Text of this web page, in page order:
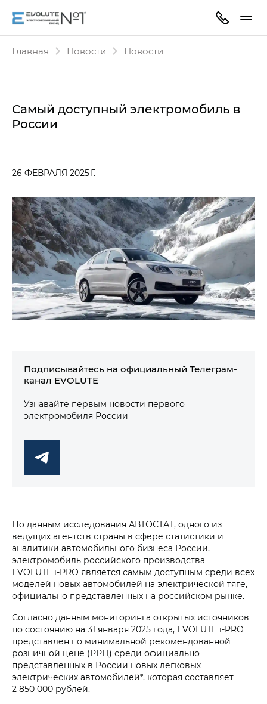
Главная Новости Новости
Самый доступный электромобиль в
России
26 ФЕВРАЛЯ 2025 Г.
Подписывайтесь на официальный Телеграм-
канал EVOLUTE
Узнавайте первым новости первого
электромобиля России
По данным исследования АВТОСТАТ, одного из
ведущих агентств страны в сфере статистики и
аналитики автомобильного бизнеса России,
электромобиль российского производства
EVOLUTE i‑PRO является самым доступным среди всех
моделей новых автомобилей на электрической тяге,
официально представленных на российском рынке.
Согласно данным мониторинга открытых источников
по состоянию на 31 января 2025 года, EVOLUTE i‑PRO
представлен по минимальной рекомендованной
розничной цене (РРЦ) среди официально
представленных в России новых легковых
электрических автомобилей*, которая составляет
2 850 000 рублей.